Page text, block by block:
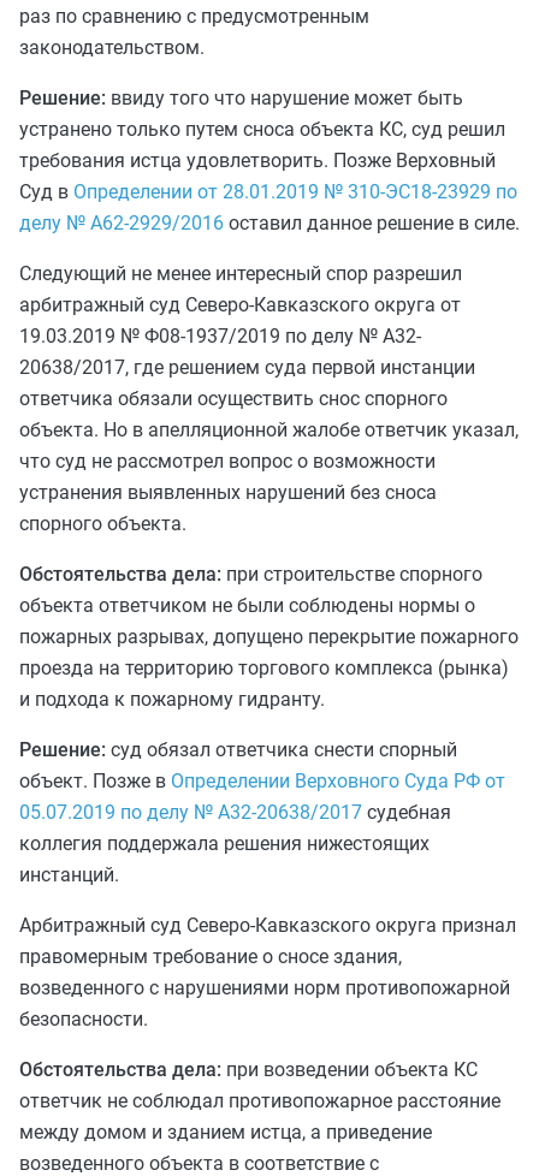
раз по сравнению с предусмотренным
законодательством.
Решение: ввиду того что нарушение может быть
устранено только путем сноса объекта КС, суд решил
требования истца удовлетворить. Позже Верховный
Суд в Определении от 28.01.2019 № 310-ЭС18-23929 по
делу № А62-2929/2016 оставил данное решение в силе.
Следующий не менее интересный спор разрешил
арбитражный суд Северо-Кавказского округа от
19.03.2019 № Ф08-1937/2019 по делу № А32-
20638/2017, где решением суда первой инстанции
ответчика обязали осуществить снос спорного
объекта. Но в апелляционной жалобе ответчик указал,
что суд не рассмотрел вопрос о возможности
устранения выявленных нарушений без сноса
спорного объекта.
Обстоятельства дела: при строительстве спорного
объекта ответчиком не были соблюдены нормы о
пожарных разрывах, допущено перекрытие пожарного
проезда на территорию торгового комплекса (рынка)
и подхода к пожарному гидранту.
Решение: суд обязал ответчика снести спорный
объект. Позже в Определении Верховного Суда РФ от
05.07.2019 по делу № А32-20638/2017 судебная
коллегия поддержала решения нижестоящих
инстанций.
Арбитражный суд Северо-Кавказского округа признал
правомерным требование о сносе здания,
возведенного с нарушениями норм противопожарной
безопасности.
Обстоятельства дела: при возведении объекта КС
ответчик не соблюдал противопожарное расстояние
между домом и зданием истца, а приведение
возведенного объекта в соответствие с